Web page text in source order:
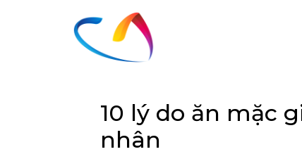
10 lý do ăn mặc
nhân